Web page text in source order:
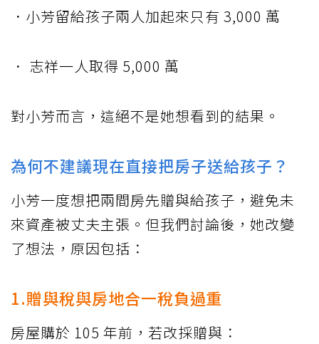
．小芳留給孩子兩人加起來只有 3,000 萬
． 志祥一人取得 5,000 萬
對小芳而言，這絕不是她想看到的結果。
為何不建議現在直接把房子送給孩子？
小芳一度想把兩間房先贈與給孩子，避免未
來資產被丈夫主張。但我們討論後，她改變
了想法，原因包括：
1.贈與稅與房地合一稅負過重
房屋購於 105 年前，若改採贈與：